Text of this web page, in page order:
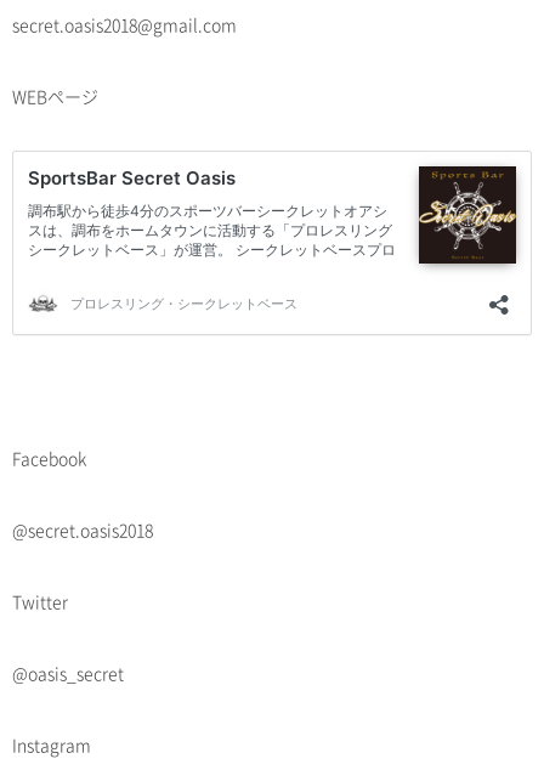
secret.oasis2018@gmail.com
WEBページ
Facebook
@secret.oasis2018
Twitter
@oasis_secret
Instagram